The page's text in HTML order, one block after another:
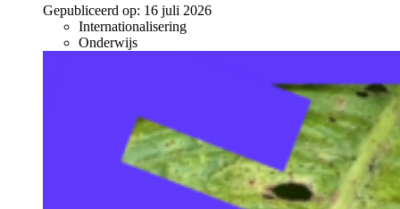
Gepubliceerd op: 16 juli 2026
Internationalisering
Onderwijs